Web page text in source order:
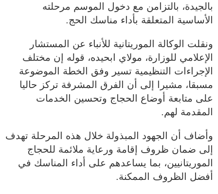
بالجيدة، بالتزامن مع دخول الموسم مرحلته
الأساسية المتعلقة بأداء مناسك الحج.
ونقلت الوكالة الموريتانية للأنباء عن المستشار
الإعلامي للوزارة، مولاي ابحيده، قوله إن مختلف
الإجراءات التنظيمية تسير وفق الخطة الموضوعة
مسبقا، مشيرا إلى أن الفرق المشرفة تركز حاليا
على متابعة أوضاع الحجاج وتحسين الخدمات
المقدمة لهم.
وأضاف أن الجهود المبذولة خلال هذه المرحلة تهدف
إلى ضمان ظروف إقامة ورعاية ملائمة للحجاج
الموريتانيين، بما يساعدهم على أداء المناسك في
أفضل الظروف الممكنة.